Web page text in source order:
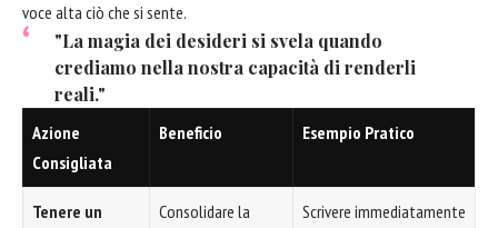
voce alta ciò che si sente.
"La magia dei desideri si svela quando
crediamo nella nostra capacità di renderli
reali."
Azione
Consigliata
Beneficio Esempio Pratico
Tenere un
Consolidare la
Scrivere immediatamente